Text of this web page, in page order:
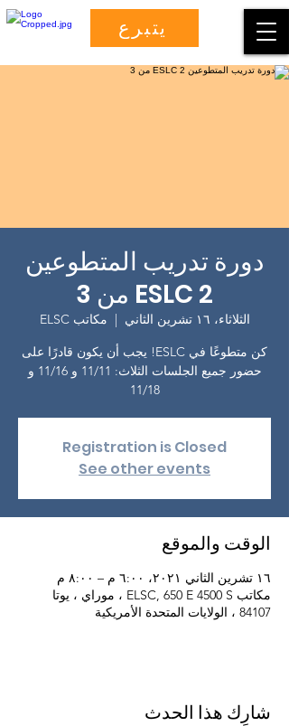
يتبرع
دورة تدريب المتطوعين
ESLC 2 من 3
الثلاثاء، ١٦ تشرين الثاني
  |
مكاتب ELSC
كن متطوعًا في ESLC! يجب أن يكون قادرًا على
حضور جميع الجلسات الثلاث: 11/11 و 11/16 و
11/18
Registration is Closed
See other events
الوقت والموقع
١٦ تشرين الثاني ٢٠٢١، ٦:٠٠ م – ٨:٠٠ م
مكاتب ELSC, 650 E 4500 S ، موراي ، يوتا
84107 ، الولايات المتحدة الأمريكية
شارِك هذا الحدث